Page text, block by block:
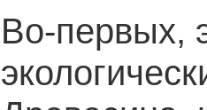
Во-первых,